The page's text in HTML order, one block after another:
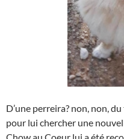
D’une perreira? non, non,
pour lui chercher une